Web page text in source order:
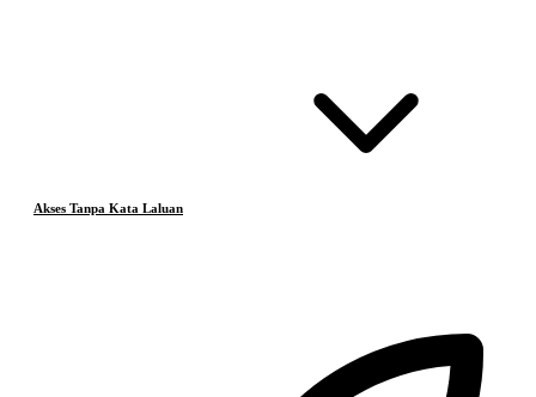
Akses Tanpa Kata Laluan